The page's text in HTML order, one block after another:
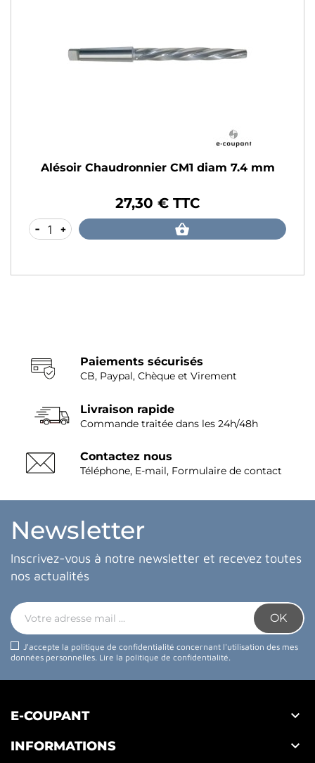
Alésoir Chaudronnier CM1 diam 7.4 mm
27,30 € TTC
- +
Paiements sécurisés
CB, Paypal, Chèque et Virement
Livraison rapide
Commande traitée dans les 24h/48h
Contactez nous
Téléphone, E-mail, Formulaire de contact
Newsletter
Inscrivez-vous à notre newsletter et recevez toutes
nos actualités
J'accepte la politique de confidentialité concernant l'utilisation des mes
données personnelles. Lire la politique de confidentialité.
E-COUPANT 
INFORMATIONS 